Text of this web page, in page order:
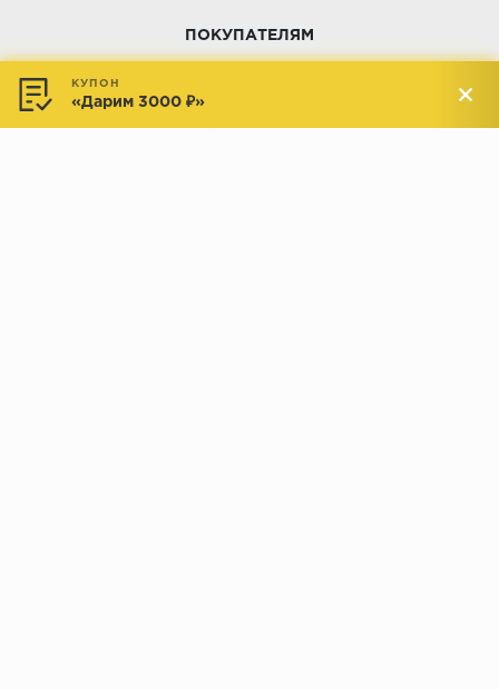
ПОКУПАТЕЛЯМ
Доставка и оплата
Обмен и возврат
КУПОН
«Дарим 3000 ₽»